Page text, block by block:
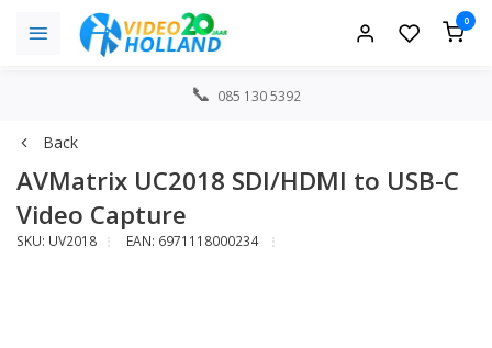
0
085 130 5392
Back
AVMatrix UC2018 SDI/HDMI to USB-C
Video Capture
SKU: UV2018 EAN: 6971118000234